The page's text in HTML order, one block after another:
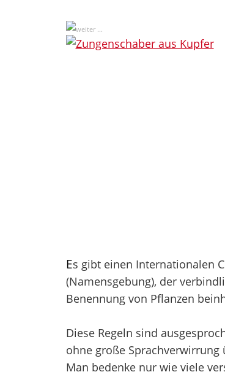
Es gibt einen Internationalen
(Namensgebung), der
Benennung von Pflanzen
Diese Regeln sind
ohne große
Man bedenke nur wie viele